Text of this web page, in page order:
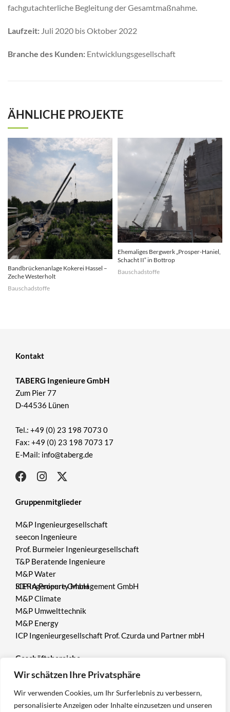
Wir schätzen Ihre Privatsphäre
Wir verwenden Cookies, um Ihr Surferlebnis zu verbessern,
personalisierte Anzeigen oder Inhalte einzusetzen und unseren
fachgutachterliche Begleitung der Gesamtmaßnahme.
Laufzeit: Juli 2020 bis Oktober 2022
Branche des Kunden: Entwicklungsgesellschaft
ÄHNLICHE PROJEKTE
Bandbrückenanlage Kokerei Hassel –
Zeche Westerholt
Bauschadstoffe
Ehemaliges Bergwerk „Prosper-Haniel,
Schacht II“ in Bottrop
Bauschadstoffe
Geschäftsbereiche
Bergbau
Geotechnik
Gruppenmitglieder
M&P Ingenieurgesellschaft
seecon Ingenieure
Prof. Burmeier Ingenieurgesellschaft
T&P Beratende Ingenieure
M&P Water
ICP Ingenieure GmbH
SIERA Property Management GmbH
M&P Climate
M&P Umwelttechnik
M&P Energy
ICP Ingenieurgesellschaft Prof. Czurda und Partner mbH
Kontakt
TABERG Ingenieure GmbH
Zum Pier 77
D-44536 Lünen
Tel.: +49 (0) 23 198 7073 0
Fax: +49 (0) 23 198 7073 17
E-Mail: info@taberg.de